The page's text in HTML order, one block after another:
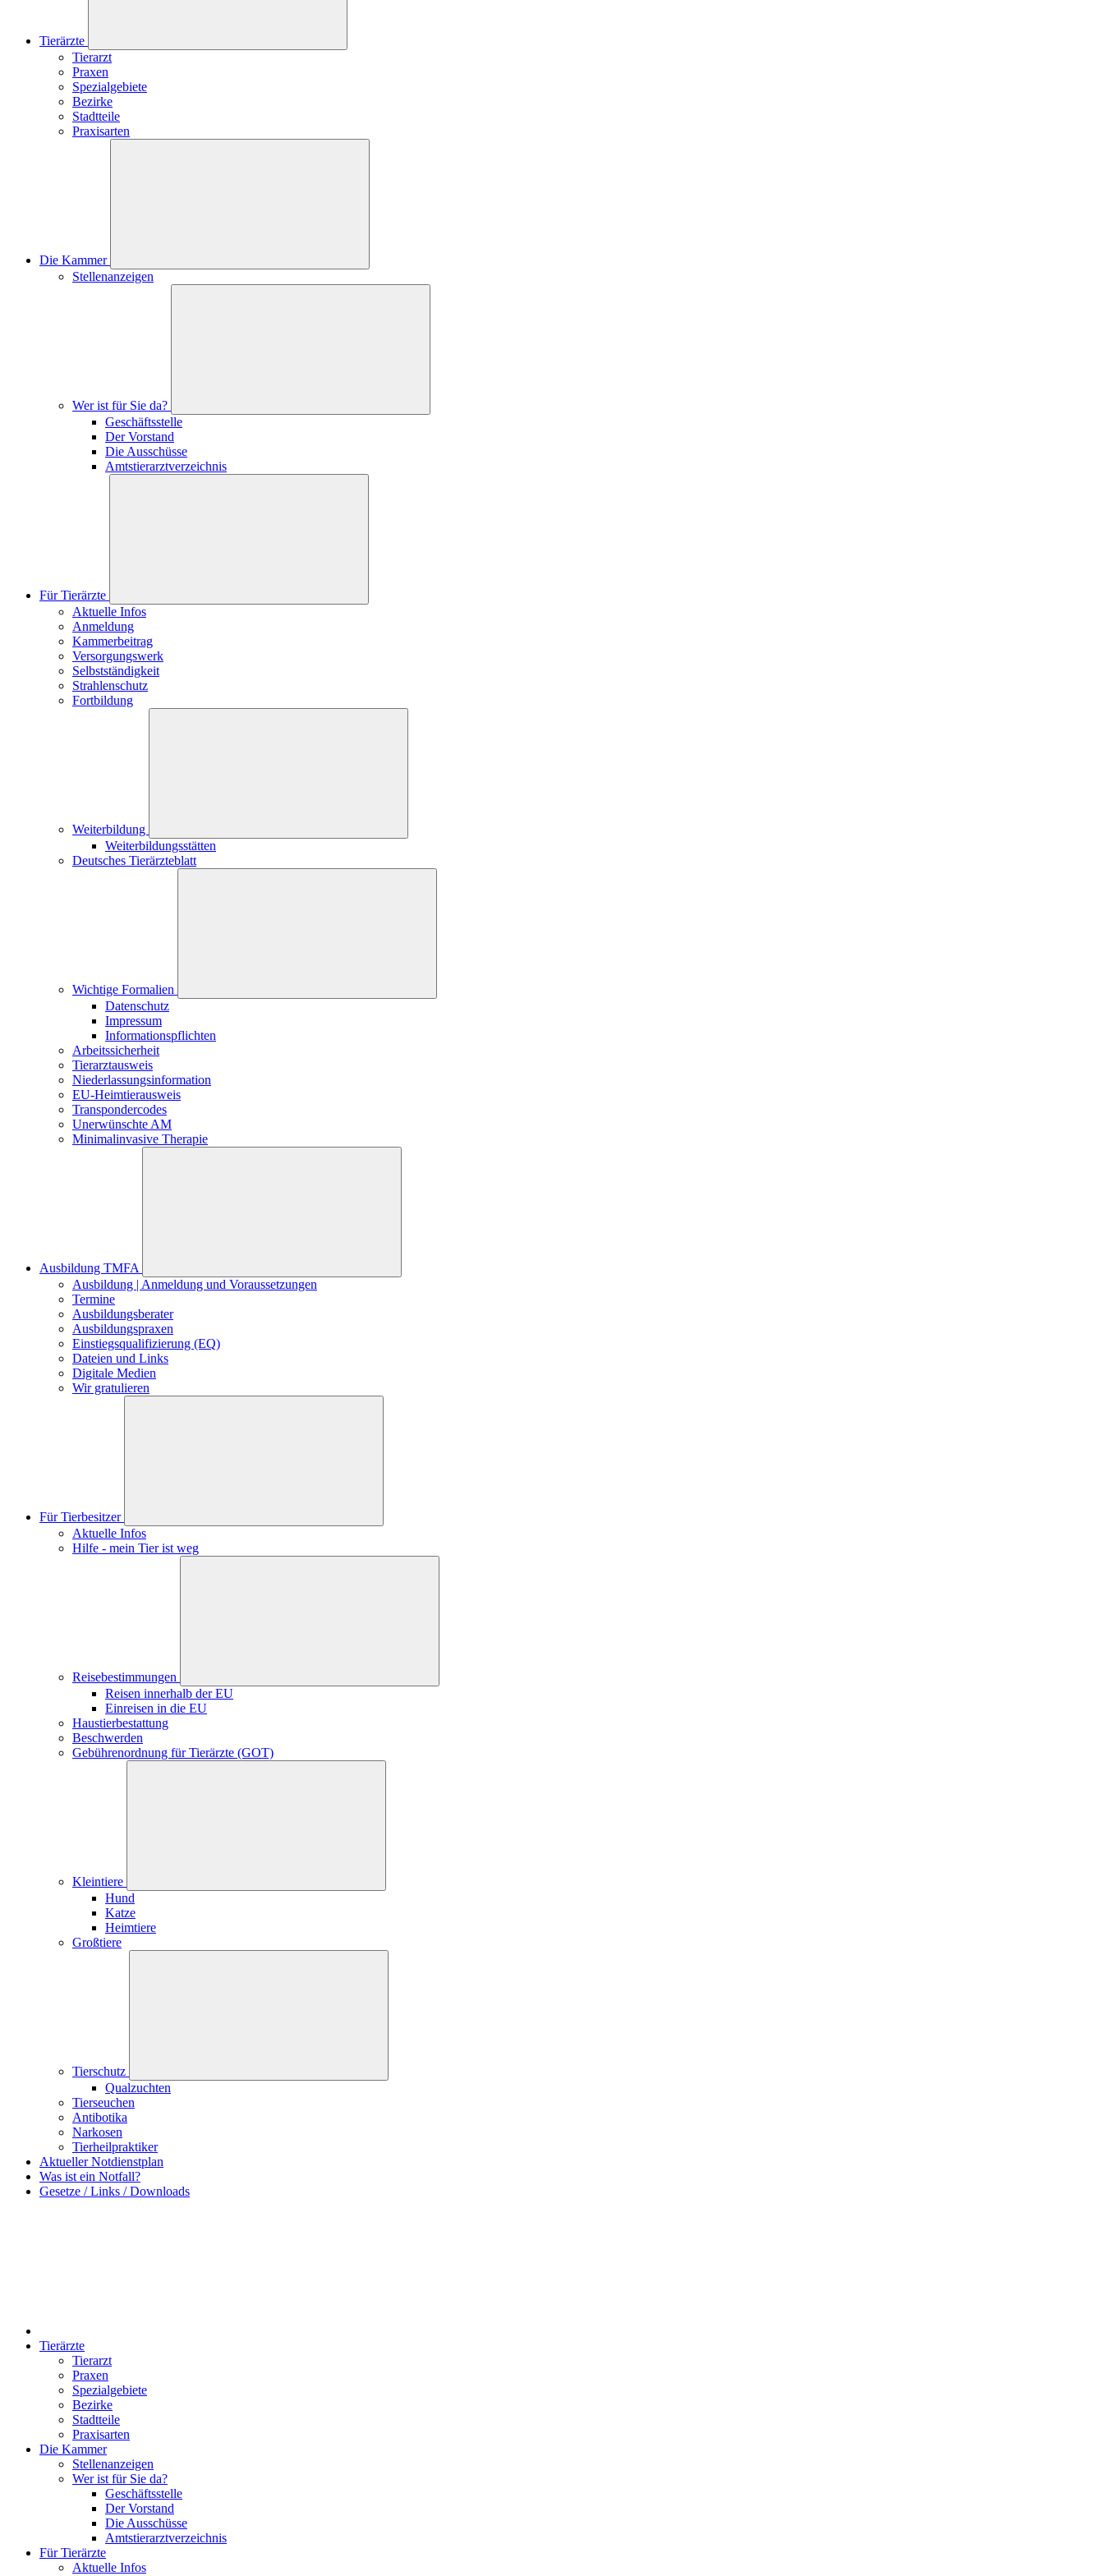
Tierärzte
Tierarzt
Praxen
Spezialgebiete
Bezirke
Stadtteile
Praxisarten
Die Kammer
Stellenanzeigen
Wer ist für Sie da?
Geschäftsstelle
Der Vorstand
Die Ausschüsse
Amtstierarztverzeichnis
Für Tierärzte
Aktuelle Infos
Anmeldung
Kammerbeitrag
Versorgungswerk
Selbstständigkeit
Strahlenschutz
Fortbildung
Weiterbildung
Weiterbildungsstätten
Deutsches Tierärzteblatt
Wichtige Formalien
Datenschutz
Impressum
Informationspflichten
Arbeitssicherheit
Tierarztausweis
Niederlassungsinformation
EU-Heimtierausweis
Transpondercodes
Unerwünschte AM
Minimalinvasive Therapie
Ausbildung TMFA
Ausbildung | Anmeldung und Voraussetzungen
Termine
Ausbildungsberater
Ausbildungspraxen
Einstiegsqualifizierung (EQ)
Dateien und Links
Digitale Medien
Wir gratulieren
Für Tierbesitzer
Aktuelle Infos
Hilfe - mein Tier ist weg
Reisebestimmungen
Reisen innerhalb der EU
Einreisen in die EU
Haustierbestattung
Beschwerden
Gebührenordnung für Tierärzte (GOT)
Kleintiere
Hund
Katze
Heimtiere
Großtiere
Tierschutz
Qualzuchten
Tierseuchen
Antibotika
Narkosen
Tierheilpraktiker
Aktueller Notdienstplan
Was ist ein Notfall?
Gesetze / Links / Downloads
Tierärzte
Tierarzt
Praxen
Spezialgebiete
Bezirke
Stadtteile
Praxisarten
Die Kammer
Stellenanzeigen
Wer ist für Sie da?
Geschäftsstelle
Der Vorstand
Die Ausschüsse
Amtstierarztverzeichnis
Für Tierärzte
Aktuelle Infos